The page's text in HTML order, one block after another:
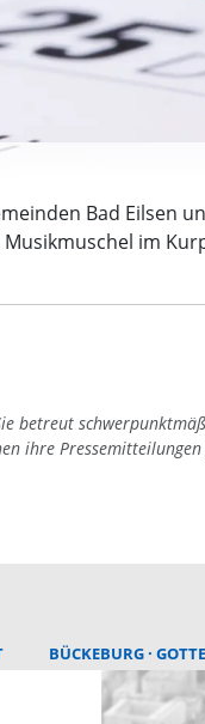
Bad Eilsen
im
betreut
ihre
BÜCKEBURG